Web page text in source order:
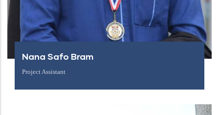
Nana Safo Bram
Project Assistant